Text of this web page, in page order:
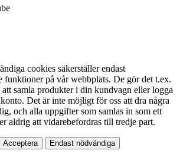
cookies säkerställer endast
funktioner på vår webbplats. De gör det t.ex.
samla produkter i din kundvagn eller logga
Det är inte möjligt för oss att dra några
och alla uppgifter som samlas in som ett
aldrig att vidarebefordras till tredje part.
Acceptera Endast nödvändiga